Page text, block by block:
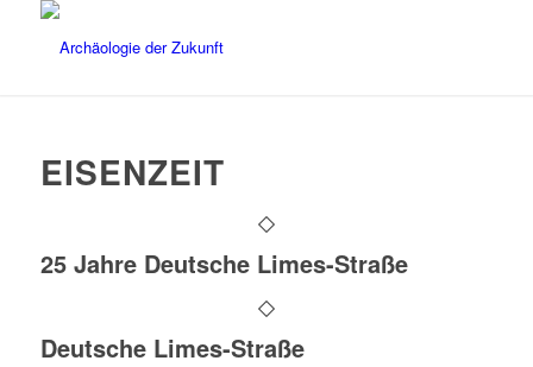
EISENZEIT
25 Jahre Deutsche Limes-Straße
Deutsche Limes-Straße